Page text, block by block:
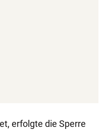
erfolgte die Sperre